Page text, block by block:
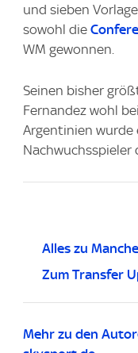
und sieben
sowohl die
WM gewonnen.
Seinen bisher
Fernandez wohl
Argentinien wurde
Nachwuchsspieler
Alles zu
Zum Transfer
Mehr zu den